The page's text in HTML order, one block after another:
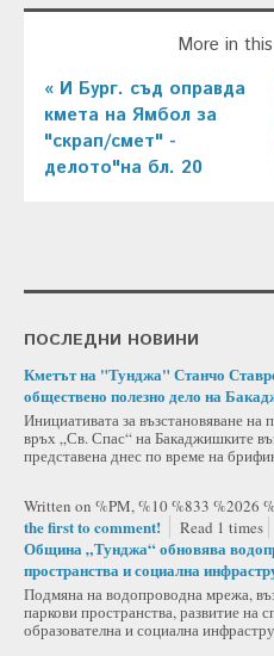
More in
« И Бург. съд оправда
кмета на Ямбол за
"скрап/смет" -
делото"на бл. 20
ПОСЛЕДНИ НОВИНИ
Кметът на "Тунджа" Станчо
обществено полезно дело на
Инициативата за възстановяване на
връх „Св. Спас“ на Бакаджишките
представена днес по време на
Written on %PM, %10 %833 %2026
the first to comment!
Read 1 times
Община „Тунджа“ обновява
пространства и социална
Подмяна на водопроводна мрежа,
паркови пространства, развитие на
образователна и социална